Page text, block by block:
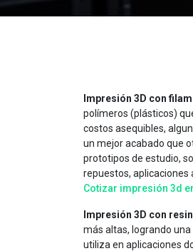
Impresión 3D con
polímeros (plásticos)
costos asequibles,
un mejor acabado que
prototipos de estudio,
repuestos, aplicaciones
Cotizar impresión 3d
Impresión 3D con
más altas, logrando
utiliza en aplicaciones